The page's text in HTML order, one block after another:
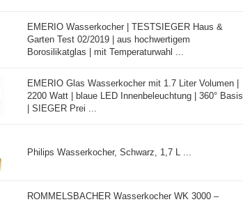
EMERIO Wasserkocher | TESTSIEGER Haus &
Garten Test 02/2019 | aus hochwertigem
Borosilikatglas | mit Temperaturwahl ...
EMERIO Glas Wasserkocher mit 1.7 Liter Volumen |
2200 Watt | blaue LED Innenbeleuchtung | 360° Basis
| SIEGER Prei ...
Philips Wasserkocher, Schwarz, 1,7 L ...
ROMMELSBACHER Wasserkocher WK 3000 –